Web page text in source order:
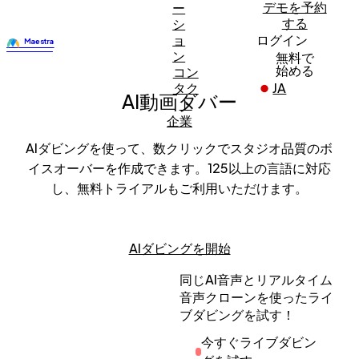
ー
シ
ョ
ン
コン
タク
ト
企業
デモを予約
する
ログイン
無料で
始める
JA
AI動画ダバー
AIダビングを使って、数クリックでスタジオ品質のボ
イスオーバーを作成できます。125以上の言語に対応
し、無料トライアルもご利用いただけます。
AIダビングを開始
同じAI音声とリアルタイム
音声クローンを使ったライ
ブダビングを試す！
今すぐライブダビン